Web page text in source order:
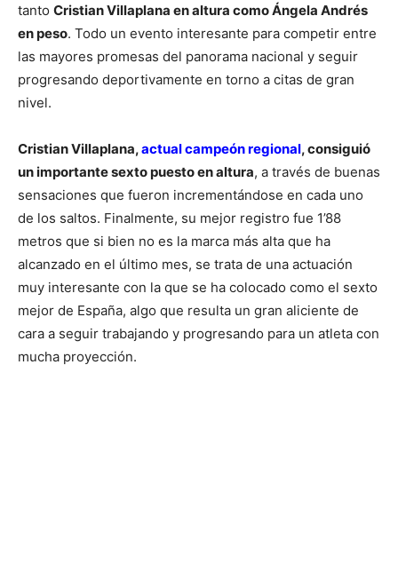
tanto Cristian Villaplana en altura como Ángela Andrés
en peso. Todo un evento interesante para competir entre
las mayores promesas del panorama nacional y seguir
progresando deportivamente en torno a citas de gran
nivel.
Cristian Villaplana,actual campeón regional, consiguió
un importante sexto puesto en altura, a través de buenas
sensaciones que fueron incrementándose en cada uno
de los saltos. Finalmente, su mejor registro fue 1’88
metros que si bien no es la marca más alta que ha
alcanzado en el último mes, se trata de una actuación
muy interesante con la que se ha colocado como el sexto
mejor de España, algo que resulta un gran aliciente de
cara a seguir trabajando y progresando para un atleta con
mucha proyección.